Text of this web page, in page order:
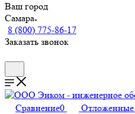
Ваш город
Самара
8 (800) 775-86-17
Заказать звонок
Сравнение0 Отложенные